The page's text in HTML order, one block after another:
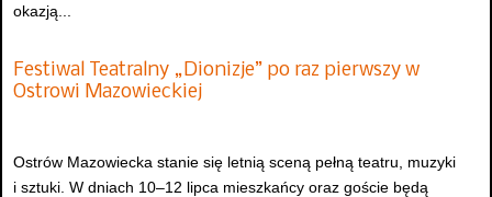
okazją...
Festiwal Teatralny „Dionizje” po raz pierwszy w
Ostrowi Mazowieckiej
Ostrów Mazowiecka stanie się letnią sceną pełną teatru, muzyki
i sztuki. W dniach 10–12 lipca mieszkańcy oraz goście będą